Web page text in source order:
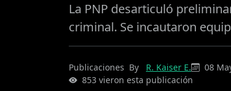
La PNP desarticuló
criminal. Se incautaron
Publicaciones By R. Kaiser E.
08
853 vieron esta publicación